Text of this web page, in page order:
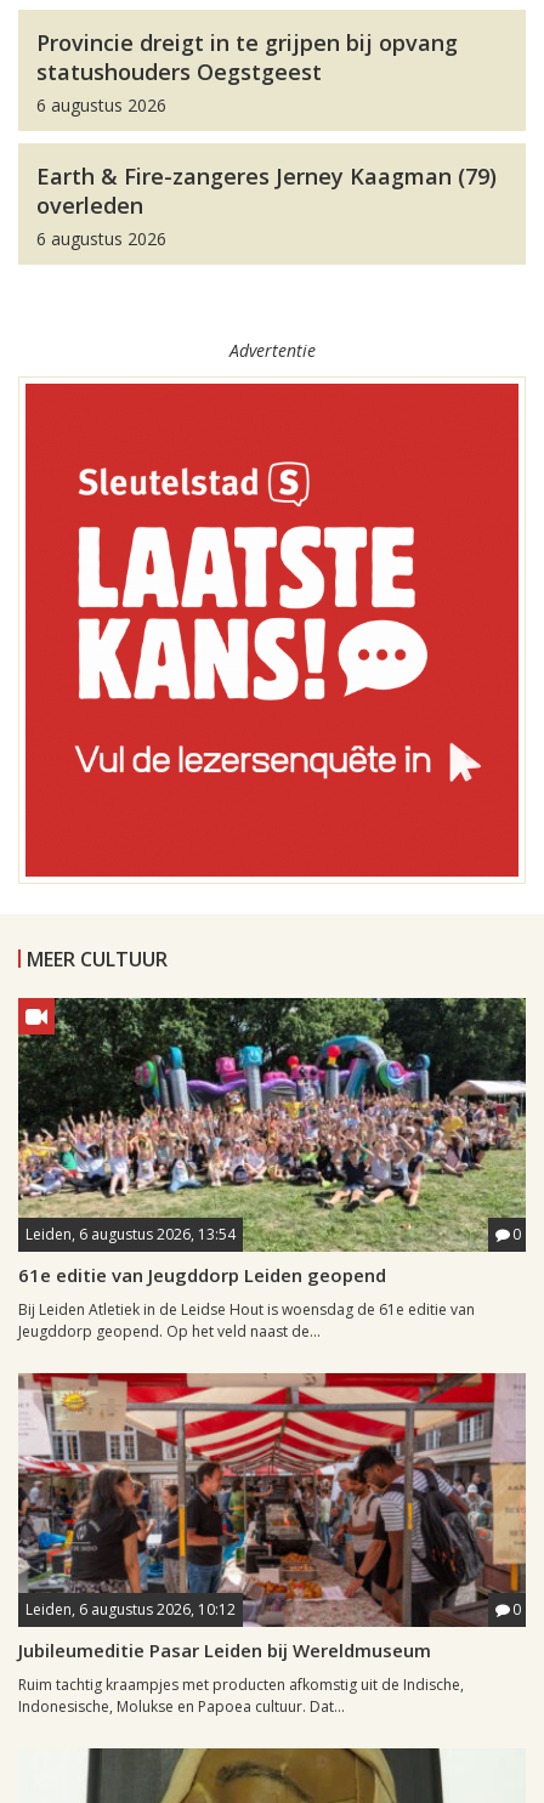
Provincie dreigt in te grijpen bij opvang
statushouders Oegstgeest
6 augustus 2026
Earth & Fire-zangeres Jerney Kaagman (79)
overleden
6 augustus 2026
Advertentie
MEER CULTUUR
Leiden, 6 augustus 2026, 13:54 0
61e editie van Jeugddorp Leiden geopend
Bij Leiden Atletiek in de Leidse Hout is woensdag de 61e editie van
Jeugddorp geopend. Op het veld naast de...
Leiden, 6 augustus 2026, 10:12 0
Jubileumeditie Pasar Leiden bij Wereldmuseum
Ruim tachtig kraampjes met producten afkomstig uit de Indische,
Indonesische, Molukse en Papoea cultuur. Dat...